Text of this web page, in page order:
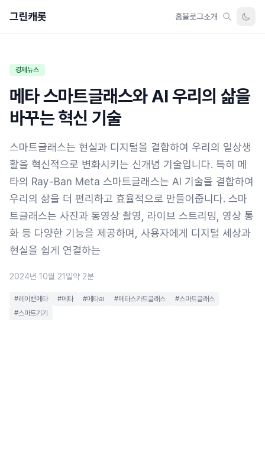
그린캐롯 홈블로그소개
경제뉴스
메타 스마트글래스와 AI 우리의 삶을
바꾸는 혁신 기술
스마트글래스는 현실과 디지털을 결합하여 우리의 일상생
활을 혁신적으로 변화시키는 신개념 기술입니다. 특히 메
타의 Ray-Ban Meta 스마트글래스는 AI 기술을 결합하여
우리의 삶을 더 편리하고 효율적으로 만들어줍니다. 스마
트글래스는 사진과 동영상 촬영, 라이브 스트리밍, 영상 통
화 등 다양한 기능을 제공하며, 사용자에게 디지털 세상과
현실을 쉽게 연결하는
2024년 10월 21일약 2분
#레이밴메타 #메타 #메타ai #메타스카트글래스
#스마트글래스
#스마트기기